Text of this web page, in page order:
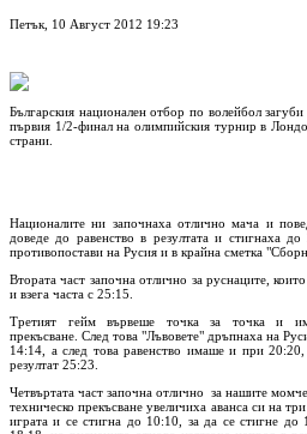
Петък, 10 Август 2012 19:23
Българския национален отбор по волейбол
първия 1/2-финал на олимпийския турнир в
страни.
Националите ни започнаха отлично мача и
доведе до равенство в резултата и стигнаха
противопостави на Русия и в крайна сметка
Втората част започна отлично за руснаците,
и взега часта с 25:15.
Tретият гейм вървеше точка за точка и
прекъсване. След това "Лъвовете" дръпнаха на
14:14, а след това равенство имаше и при
резултат 25:23.
Четвъртата част започна отлично за нашите
техническо прекъсване увеличиха аванса си на
играта и се стигна до 10:10, за да се стигне